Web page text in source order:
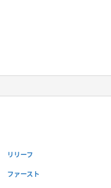
リリーフ
ファースト